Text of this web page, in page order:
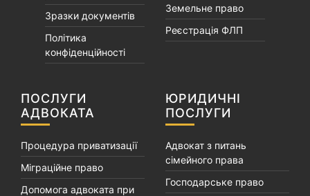
Зразки документів
Політика
конфіденційності
Земельне право
Реєстрація ФЛП
ПОСЛУГИ
АДВОКАТА
Процедура приватизації
Міграційне право
Допомога адвоката при
ЮРИДИЧНІ
ПОСЛУГИ
Адвокат з питань
сімейного права
Господарське право